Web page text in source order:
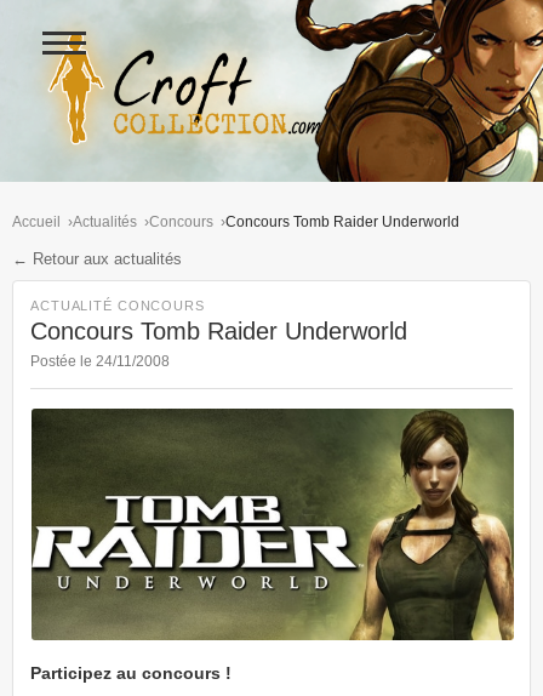
Figurines Lara Croft et
Ouvrir
le
menu
Accueil Actualités Concours Concours Tomb Raider Underworld
← Retour aux actualités
ACTUALITÉ CONCOURS
Concours Tomb Raider Underworld
Postée le 24/11/2008
Participez au concours !